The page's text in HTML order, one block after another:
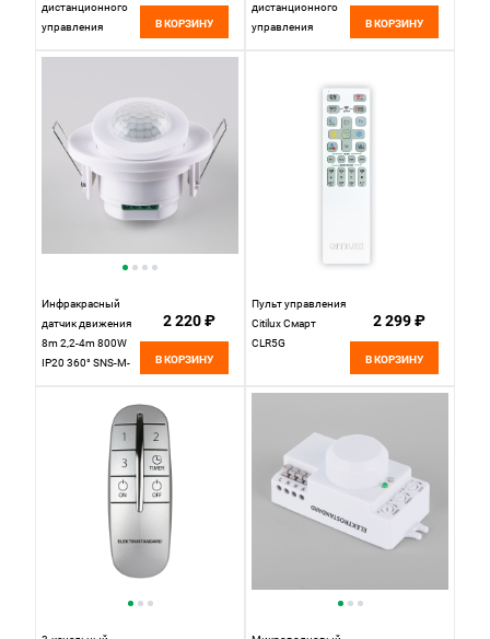
дистанционного
управления
В КОРЗИНУ
дистанционного
управления
В КОРЗИНУ
Инфракрасный
датчик движения
8m 2,2-4m 800W
IP20 360° SNS-M-
2 220 ₽
В КОРЗИНУ
Пульт управления
Citilux Смарт
CLR5G
2 299 ₽
В КОРЗИНУ